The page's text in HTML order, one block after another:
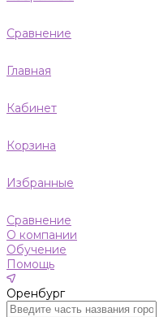
Сравнение
Главная
Кабинет
Корзина
Избранные
Сравнение
О компании
Обучение
Помощь
Оренбург